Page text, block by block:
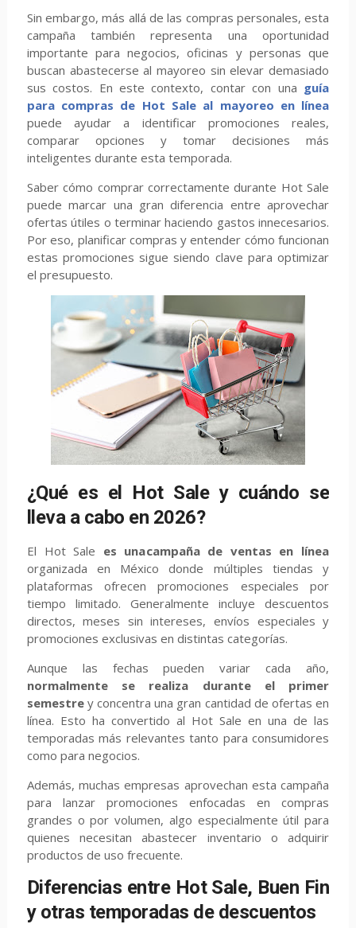
Sin embargo, más allá de las compras personales, esta
campaña también representa una oportunidad
importante para negocios, oficinas y personas que
buscan abastecerse al mayoreo sin elevar demasiado
sus costos. En este contexto, contar con una guía
para compras de Hot Sale al mayoreo en línea
puede ayudar a identificar promociones reales,
comparar opciones y tomar decisiones más
inteligentes durante esta temporada.
Saber cómo comprar correctamente durante Hot Sale
puede marcar una gran diferencia entre aprovechar
ofertas útiles o terminar haciendo gastos innecesarios.
Por eso, planificar compras y entender cómo funcionan
estas promociones sigue siendo clave para optimizar
el presupuesto.
¿Qué es el Hot Sale y cuándo se
lleva a cabo en 2026?
El Hot Sale es unacampaña de ventas en línea
organizada en México donde múltiples tiendas y
plataformas ofrecen promociones especiales por
tiempo limitado. Generalmente incluye descuentos
directos, meses sin intereses, envíos especiales y
promociones exclusivas en distintas categorías.
Aunque las fechas pueden variar cada año,
normalmente se realiza durante el primer
semestrey concentra una gran cantidad de ofertas en
línea. Esto ha convertido al Hot Sale en una de las
temporadas más relevantes tanto para consumidores
como para negocios.
Además, muchas empresas aprovechan esta campaña
para lanzar promociones enfocadas en compras
grandes o por volumen, algo especialmente útil para
quienes necesitan abastecer inventario o adquirir
productos de uso frecuente.
Diferencias entre Hot Sale, Buen Fin
y otras temporadas de descuentos